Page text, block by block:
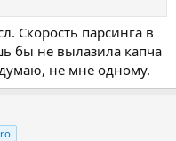
Скорость парсинга в
бы не вылазила капча
не мне одному.